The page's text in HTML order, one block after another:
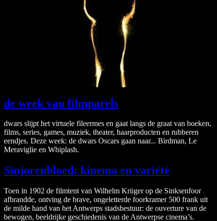
de week van filmparels
dwars slijpt het virtuele fileermes en gaat langs de graat van boeken,
films, series, games, muziek, theater, haarproducten en rubberen
eendjes. Deze week: de dwars Oscars gaan naar... Birdman, Le
Meraviglie en Whiplash.
Sinjorenbloed: kinema en variété
Toen in 1902 de filmtent van Wilhelm Krüger op de Sinksenfoor
afbrandde, ontving de brave, ongeletterde foorkramer 500 frank uit
de milde hand van het Antwerps stadsbestuur: de ouverture van de
bewogen, beeldrijke geschiedenis van de Antwerpse cinema’s.